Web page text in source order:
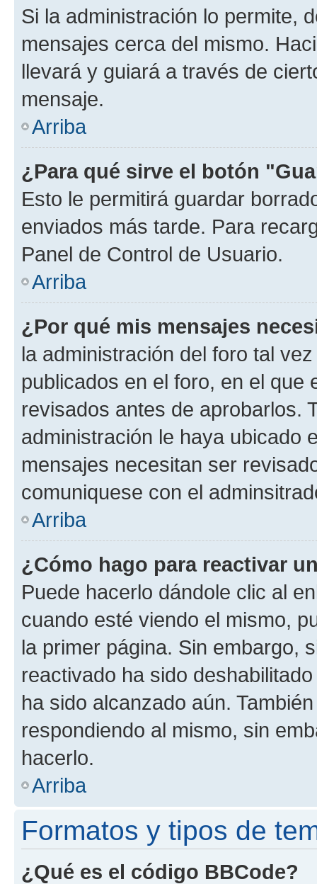
Si la administración lo permite,
mensajes cerca del mismo.
llevará y guiará a través de
mensaje.
Arriba
¿Para qué sirve el botón
Esto le permitirá guardar
enviados más tarde. Para
Panel de Control de Usuario.
Arriba
¿Por qué mis mensajes
la administración del foro tal
publicados en el foro, en el
revisados antes de aprobarlos.
administración le haya ubicado
mensajes necesitan ser
comuniquese con el
Arriba
¿Cómo hago para reactivar
Puede hacerlo dándole clic al
cuando esté viendo el mismo,
la primer página. Sin embargo,
reactivado ha sido
ha sido alcanzado aún.
respondiendo al mismo, sin
hacerlo.
Arriba
Formatos y tipos de
¿Qué es el código BBCode?